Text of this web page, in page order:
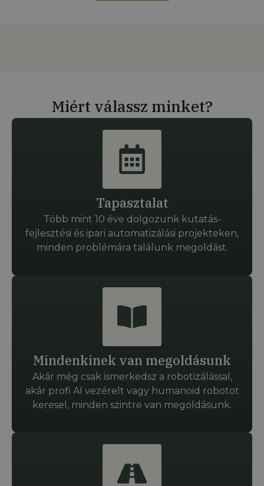
Miért válassz minket?
Tapasztalat
Több mint 10 éve dolgozunk kutatás-
fejlesztési és ipari automatizálási projekteken,
minden problémára találunk megoldást.
Mindenkinek van megoldásunk
Akár még csak ismerkedsz a robotizálással,
akár profi AI vezérelt vagy humanoid robotot
keresel, minden szintre van megoldásunk.